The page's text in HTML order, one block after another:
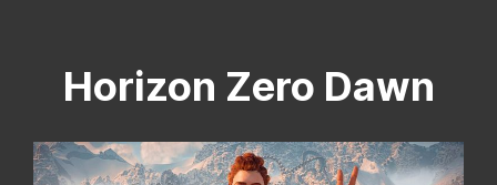
Horizon Zero Dawn